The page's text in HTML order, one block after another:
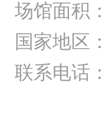
场馆面积：
国家地区：
联系电话：